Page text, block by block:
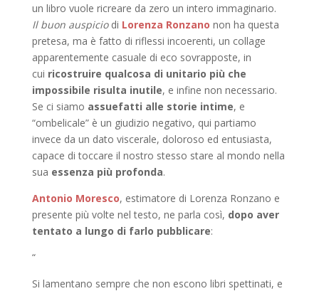
un libro vuole ricreare da zero un intero immaginario.
Il buon auspiciodi Lorenza Ronzano non ha questa
pretesa, ma è fatto di riflessi incoerenti, un collage
apparentemente casuale di eco sovrapposte, in
cui ricostruire qualcosa di unitario più che
impossibile risulta inutile, e infine non necessario.
Se ci siamo assuefatti alle storie intime, e
“ombelicale” è un giudizio negativo, qui partiamo
invece da un dato viscerale, doloroso ed entusiasta,
capace di toccare il nostro stesso stare al mondo nella
sua essenza più profonda.
Antonio Moresco, estimatore di Lorenza Ronzano e
presente più volte nel testo, ne parla così, dopo aver
tentato a lungo di farlo pubblicare:
“
Si lamentano sempre che non escono libri spettinati, e